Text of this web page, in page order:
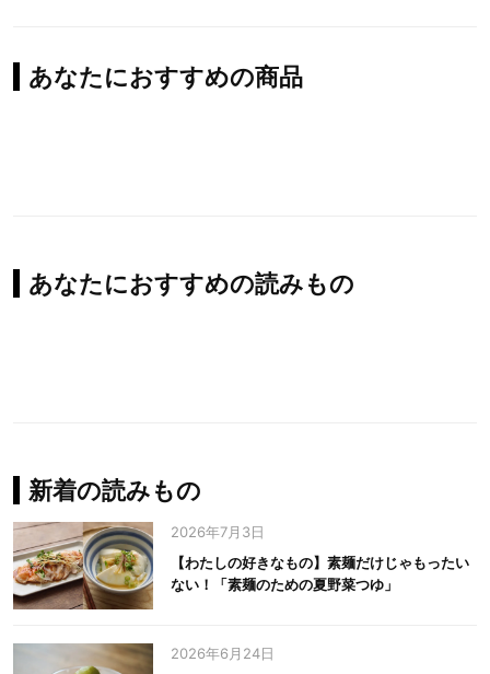
あなたにおすすめの商品
あなたにおすすめの読みもの
新着の読みもの
2026年7月3日
【わたしの好きなもの】素麺だけじゃもったい
ない！「素麺のための夏野菜つゆ」
2026年6月24日